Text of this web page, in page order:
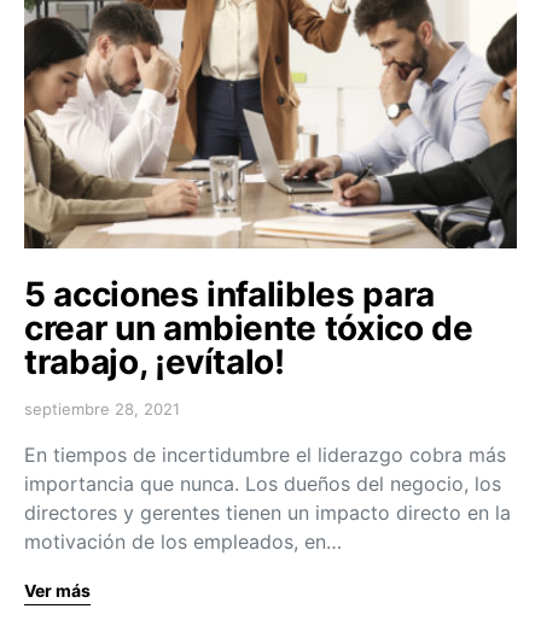
5 acciones infalibles para
crear un ambiente tóxico de
trabajo, ¡evítalo!
septiembre 28, 2021
En tiempos de incertidumbre el liderazgo cobra más
importancia que nunca. Los dueños del negocio, los
directores y gerentes tienen un impacto directo en la
motivación de los empleados, en…
Ver más